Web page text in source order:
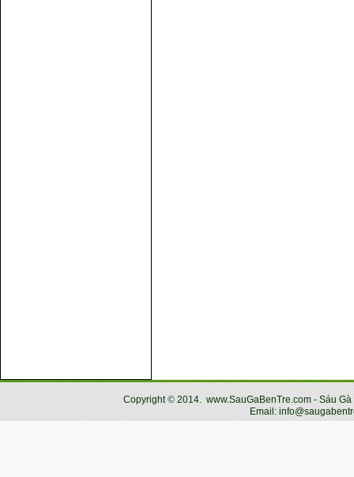
Copyright© 2014. www.SauGaBenTre.com - Sáu
Email: